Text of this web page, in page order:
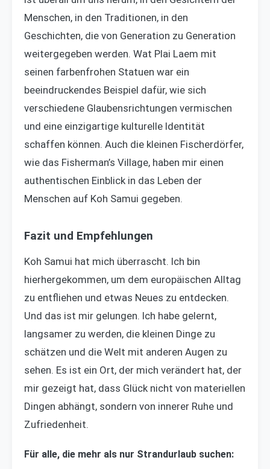
Menschen, in den Traditionen, in den
Geschichten, die von Generation zu Generation
weitergegeben werden. Wat Plai Laem mit
seinen farbenfrohen Statuen war ein
beeindruckendes Beispiel dafür, wie sich
verschiedene Glaubensrichtungen vermischen
und eine einzigartige kulturelle Identität
schaffen können. Auch die kleinen Fischerdörfer,
wie das Fisherman’s Village, haben mir einen
authentischen Einblick in das Leben der
Menschen auf Koh Samui gegeben.
Fazit und Empfehlungen
Koh Samui hat mich überrascht. Ich bin
hierhergekommen, um dem europäischen Alltag
zu entfliehen und etwas Neues zu entdecken.
Und das ist mir gelungen. Ich habe gelernt,
langsamer zu werden, die kleinen Dinge zu
schätzen und die Welt mit anderen Augen zu
sehen. Es ist ein Ort, der mich verändert hat, der
mir gezeigt hat, dass Glück nicht von materiellen
Dingen abhängt, sondern von innerer Ruhe und
Zufriedenheit.
Für alle, die mehr als nur Strandurlaub suchen: